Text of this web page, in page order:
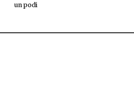
un podi